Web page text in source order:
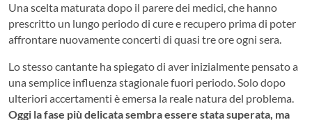
Una scelta maturata dopo il parere dei medici, che hanno
prescritto un lungo periodo di cure e recupero prima di poter
affrontare nuovamente concerti di quasi tre ore ogni sera.
Lo stesso cantante ha spiegato di aver inizialmente pensato a
una semplice influenza stagionale fuori periodo. Solo dopo
ulteriori accertamenti è emersa la reale natura del problema.
Oggi la fase più delicata sembra essere stata superata, ma